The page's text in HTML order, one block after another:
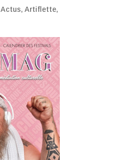
Actus, Artiflette,